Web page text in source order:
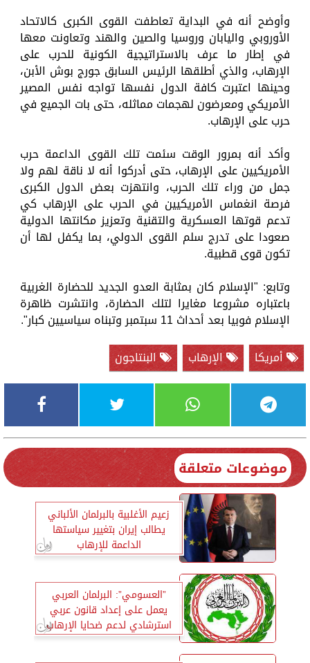
وأوضح أنه في البداية تعاطفت القوى الكبرى كالاتحاد
الأوروبي واليابان وروسيا والصين والهند وتعاونت معها
في إطار ما عرف بالاستراتيجية الكونية للحرب على
الإرهاب، والذي أطلقها الرئيس السابق جورج بوش الأبن،
وحينها اعتبرت كافة الدول نفسها تواجه نفس المصير
الأمريكي ومعرضون لهجمات مماثله، حتى بات الجميع في
حرب على الإرهاب.
وأكد أنه بمرور الوقت سئمت تلك القوى الداعمة حرب
الأمريكيين على الإرهاب، حتى أدركوا أنه لا ناقة لهم ولا
جمل من وراء تلك الحرب، وانتهزت بعض الدول الكبرى
فرصة انغماس الأمريكيين في الحرب على الإرهاب كي
تدعم قوتها العسكرية والتقنية وتعزيز مكانتها الدولية
صعودا على تدرج سلم القوى الدولي، بما يكفل لها أن
تكون قوى قطبية.
وتابع: "الإسلام كان بمثابة العدو الجديد للحضارة الغربية
باعتباره مشروعا مغايرا لتلك الحضارة، وانتشرت ظاهرة
الإسلام فوبيا بعد أحداث 11 سبتمبر وتبناه سياسيين كبار".
أمريكا
الإرهاب البنتاجون
موضوعات متعلقة
زعيم الأغلبية بالبرلمان الألباني
يطالب إيران بتغيير سياستها
الداعمة للإرهاب
”العسومي”: البرلمان العربي
يعمل على إعداد قانون عربي
استرشادي لدعم ضحايا الإرهاب